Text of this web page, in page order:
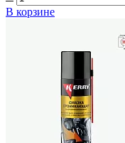
В корзине